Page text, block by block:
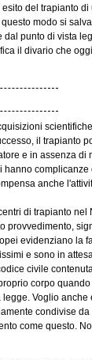
del trapianto
modo si
punto di vista
il divario che
il trapianto
e in assenza
anche
di trapianto
provvedimento,
evidenziano la
e sono in
civile
corpo
Voglio
condivise
come questo.